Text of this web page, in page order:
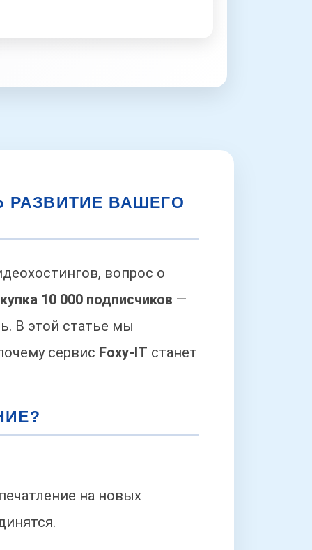
РАЗВИТИЕ ВАШЕГО
вопрос о
10 000 подписчиков —
В этой статье мы
сервис Foxy-IT станет
на новых